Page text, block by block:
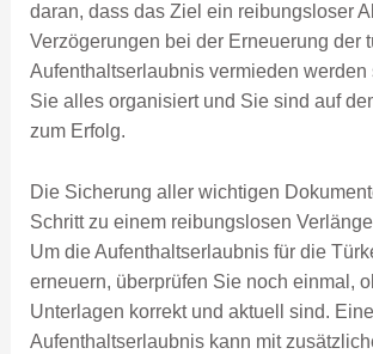
daran, dass das Ziel ein reibungsloser
Verzögerungen bei der Erneuerung der
Aufenthaltserlaubnis vermieden werden
Sie alles organisiert und Sie sind auf
zum Erfolg.
Die Sicherung aller wichtigen
Schritt zu einem reibungslosen
Um die Aufenthaltserlaubnis für die
erneuern, überprüfen Sie noch einmal,
Unterlagen korrekt und aktuell sind.
Aufenthaltserlaubnis kann mit